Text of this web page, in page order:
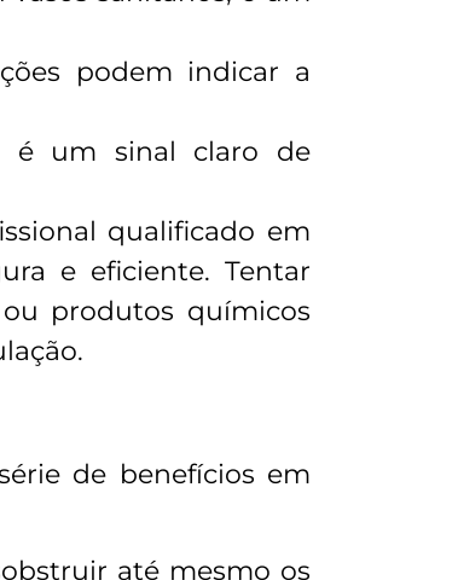
podem indicar a
é um sinal claro de
qualificado em
e eficiente. Tentar
produtos químicos
de benefícios em
até mesmo os